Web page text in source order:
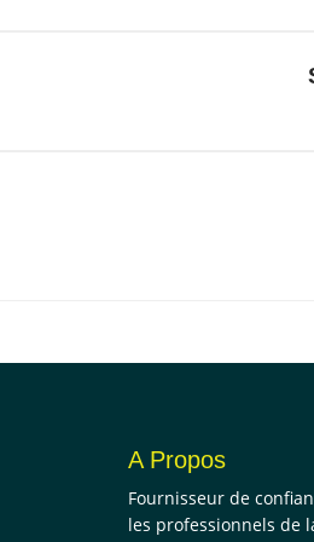
A Propos
Fournisseur de
les professionnels de